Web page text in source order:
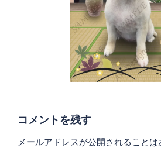
コメントを残す
メールアドレスが公開されることは